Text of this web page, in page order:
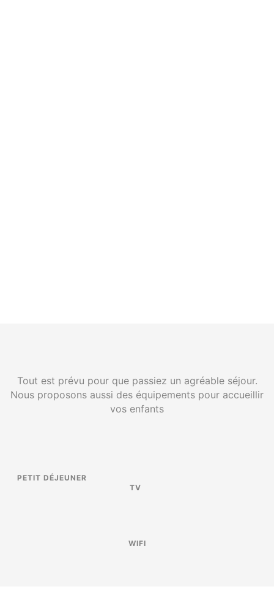
Tout est prévu pour que passiez un agréable séjour.
Nous proposons aussi des équipements pour accueillir
vos enfants
PETIT DÉJEUNER
TV
WIFI